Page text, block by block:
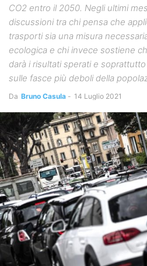
CO2 entro il 2050. Negli ultimi
discussioni tra chi pensa che
trasporti sia una misura
ecologica e chi invece sostiene
darà i risultati sperati e
sulle fasce più deboli della
Da Bruno Casula - 14 Luglio 2021